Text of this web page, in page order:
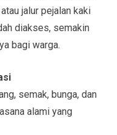
jalur pejalan kaki
diakses, semakin
bagi warga.
semak, bunga, dan
alami yang